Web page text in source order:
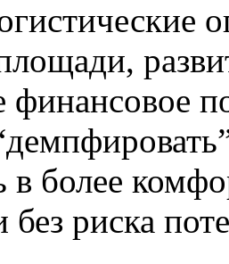
финансовое
в более
риска